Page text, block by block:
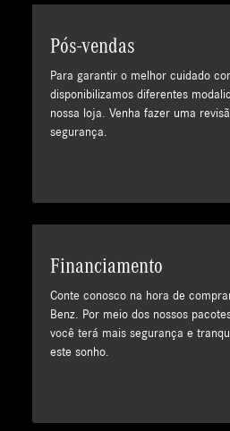
Pós-vendas
Para garantir o melhor cuidado
disponibilizamos diferentes
nossa loja. Venha fazer uma
segurança.
Financiamento
Conte conosco na hora de
Benz. Por meio dos nossos
você terá mais segurança e
este sonho.